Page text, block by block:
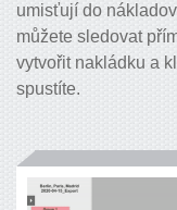
umisťují do
můžete sledovat
vytvořit nakládku a
spustíte.